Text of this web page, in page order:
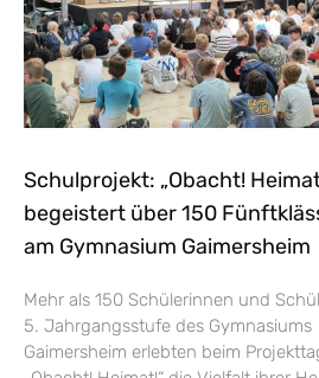
Schulprojekt: „Obacht!
begeistert über 150
am Gymnasium Gaimersheim
Mehr als 150 Schülerinnen und
5. Jahrgangsstufe des Gymnasiums
Gaimersheim erlebten beim